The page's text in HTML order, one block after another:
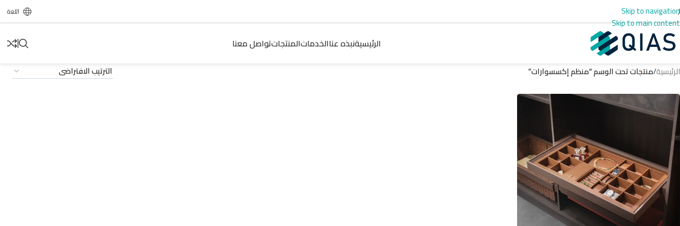
Skip to navigation
Skip to main content
اللغة
الرئيسيةنبذه عناالخدماتالمنتجاتتواصل معنا
الرئيسية/منتجات تحت الوسم “منظم إكسسوارات”